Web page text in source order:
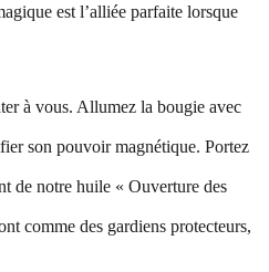
est l’alliée parfaite lorsque
à vous. Allumez la bougie avec
son pouvoir magnétique. Portez
de notre huile « Ouverture des
comme des gardiens protecteurs,